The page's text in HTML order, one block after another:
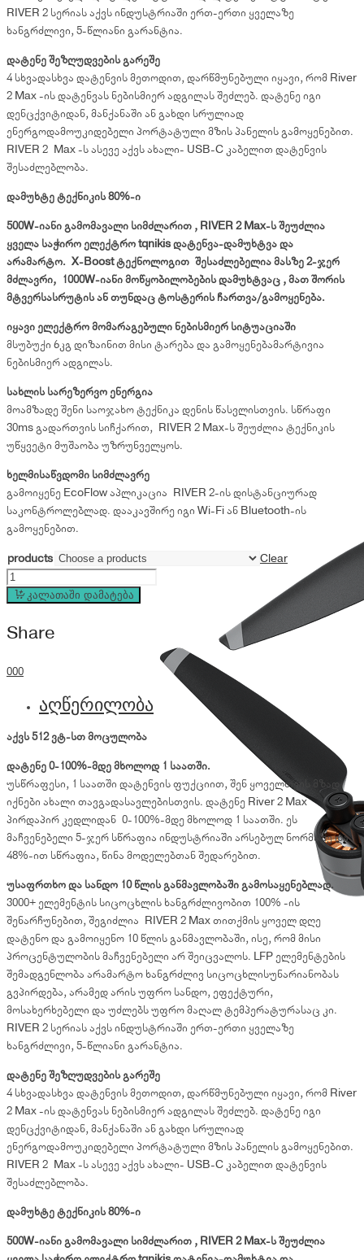
RIVER 2 სერიას აქვს ინდუსტრიაში ერთ-ერთი ყველაზე
ხანგრძლივი, 5-წლიანი გარანტია.
დატენე შეზღუდვების გარეშე
4 სხვადასხვა დატენვის მეთოდით, დარწმუნებული იყავი, რომ River
2 Max -ის დატენვას ნებისმიერ ადგილას შეძლებ. დატენე იგი
დენცქვიტიდან, მანქანაში ან გახდი სრულიად
ენერგოდამოუკიდებელი პორტატული მზის პანელის გამოყენებით.
RIVER 2 Max -ს ასევე აქვს ახალი- USB-C კაბელით დატენვის
შესაძლებლობა.
დამუხტე ტექნიკის 80%-ი
500W-იანი გამომავალი სიმძლარით , RIVER 2 Max-ს შეუძლია
ყველა საჭირო ელექტრო tqnikis დატენვა-დამუხტვა და
არამარტო. X-Boost ტექნოლოგით შესაძლებელია მასზე 2-ჯერ
მძლავრი, 1000W-იანი მოწყობილობების დამუხტვაც , მათ შორის
მტვერსასრუტის ან თუნდაც ტოსტერის ჩართვა/გამოყენება.
იყავი ელექტრო მომარაგებული ნებისმიერ სიტუაციაში
მსუბუქი 6კგ დიზაინით მისი ტარება და გამოყენებამარტივია
ნებისმიერ ადგილას.
სახლის სარეზერვო ენერგია
მოამზადე შენი საოჯახო ტექნიკა დენის წასვლისთვის. სწრაფი
30ms გადართვის სიჩქარით, RIVER 2 Max-ს შეუძლია ტექნიკის
უწყვეტი მუშაობა უზრუნველყოს.
ხელმისაწვდომი სიმძლავრე
გამოიყენე EcoFlow აპლიკაცია RIVER 2-ის დისტანციურად
საკონტროლებლად. დააკავშირე იგი Wi-Fi ან Bluetooth-ის
გამოყენებით.
products
Clear
EcoFlow
RIVER
Max
კალათაში დამატება
Share
000
აღწერილობა
აქვს 512 ვტ-სთ მოცულობა
დატენე 0-100%-მდე მხოლოდ 1 საათში.
უსწრაფესი, 1 საათში დატენვის ფუქციით, შენ ყოველთვის მზად
იქნები ახალი თავგადასავლებისთვის. დატენე River 2 Max
პირდაპირ კედლიდან 0-100%-მდე მხოლოდ 1 საათში. ეს
მაჩვენებელი 5-ჯერ სწრაფია ინდუსტრიაში არსებულ ნორმაზე და
48%-ით სწრაფია, წინა მოდელებთან შედარებით.
უსაფრთხო და სანდო 10 წლის განმავლობაში გამოსაყენებლად.
3000+ ელემენტის სიცოცხლის ხანგრძლივობით 100% -ის
შენარჩუნებით, შეგიძლია RIVER 2 Max თითქმის ყოველ დღე
დატენო და გამოიყენო 10 წლის განმავლობაში, ისე, რომ მისი
პროცენტულობის მაჩვენებელი არ შეიცვალოს. LFP ელემენტების
შემადგენლობა არამარტო ხანგრძლივ სიცოცხლისუნარიანობას
გვპირდება, არამედ არის უფრო სანდო, ეფექტური,
მოსახერხებელი და უძლებს უფრო მაღალ ტემპერატურასაც კი.
RIVER 2 სერიას აქვს ინდუსტრიაში ერთ-ერთი ყველაზე
ხანგრძლივი, 5-წლიანი გარანტია.
დატენე შეზღუდვების გარეშე
4 სხვადასხვა დატენვის მეთოდით, დარწმუნებული იყავი, რომ River
2 Max -ის დატენვას ნებისმიერ ადგილას შეძლებ. დატენე იგი
დენცქვიტიდან, მანქანაში ან გახდი სრულიად
ენერგოდამოუკიდებელი პორტატული მზის პანელის გამოყენებით.
RIVER 2 Max -ს ასევე აქვს ახალი- USB-C კაბელით დატენვის
შესაძლებლობა.
დამუხტე ტექნიკის 80%-ი
500W-იანი გამომავალი სიმძლარით , RIVER 2 Max-ს შეუძლია